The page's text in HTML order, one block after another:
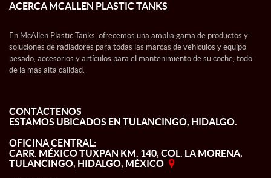
ACERCA MCALLEN PLASTIC TANKS
En McAllen Plastic Tanks, ofrecemos una amplia gama de productos y
soluciones de radiadores para todas las marcas de vehículos y equipo
pesado, accesorios y artículos para el mantenimiento de su coche, todo
de la más alta calidad.
CONTÁCTENOS
ESTAMOS UBICADOS EN TULANCINGO, HIDALGO.
OFICINA CENTRAL:
CARR. MÉXICO TUXPAN KM. 140, COL. LA MORENA,
TULANCINGO, HIDALGO, MÉXICO